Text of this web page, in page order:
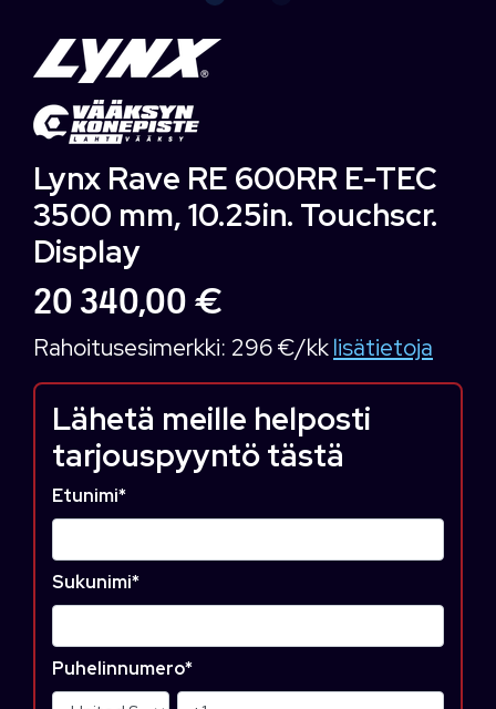
Lynx Rave RE 600RR E-TEC
3500 mm, 10.25in. Touchscr.
Display
20 340,00 €
Rahoitusesimerkki: 296 €/kklisätietoja
Lähetä meille helposti
tarjouspyyntö tästä
Etunimi*
Sukunimi*
Puhelinnumero*